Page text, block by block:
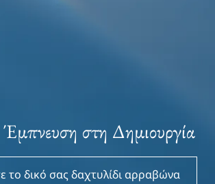
στη Δημιουργία
το δικό σας δαχτυλίδι αρραβώνα